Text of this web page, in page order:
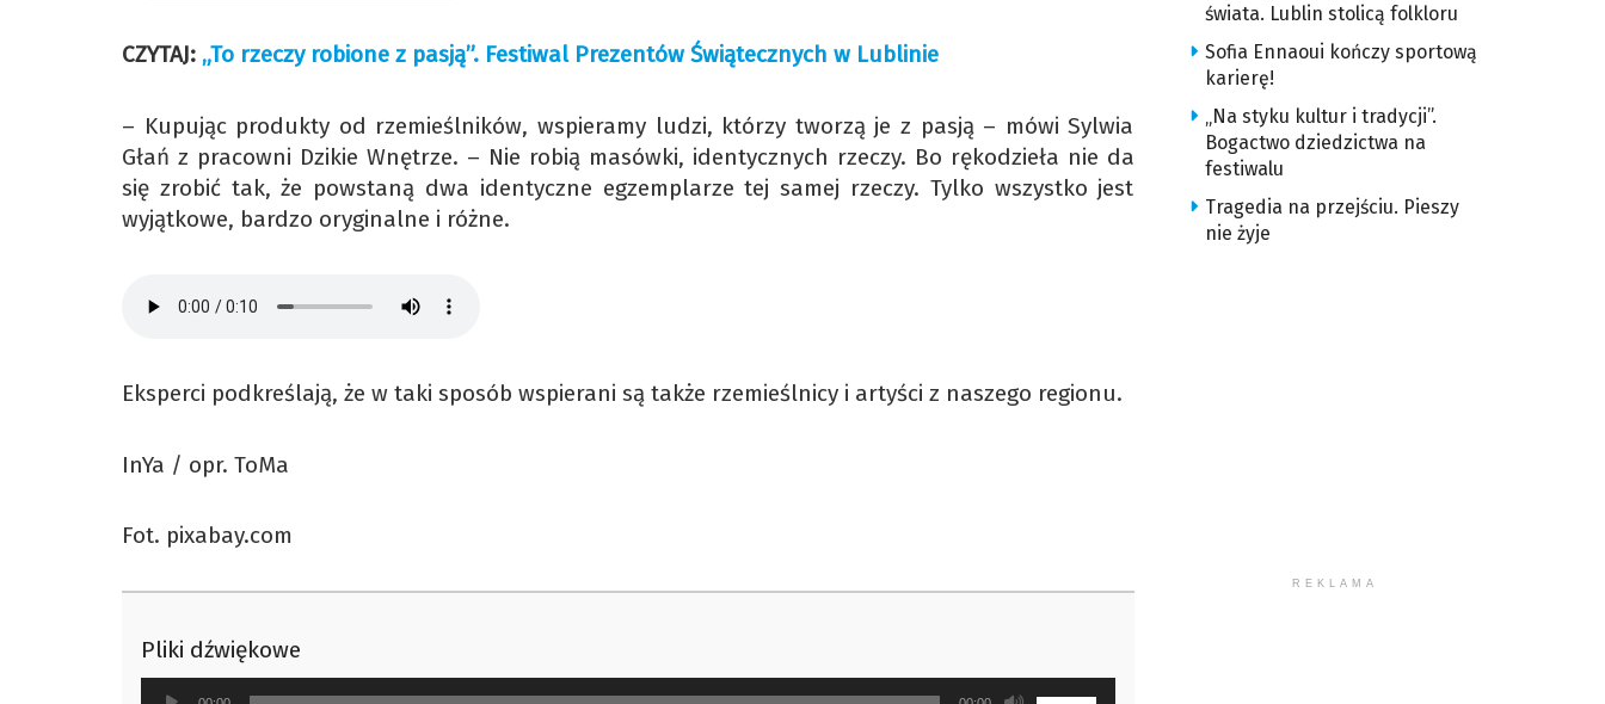
CZYTAJ: „To rzeczy robione z pasją”. Festiwal Prezentów Świątecznych w Lublinie
– Kupując produkty od rzemieślników, wspieramy ludzi, którzy tworzą je z pasją – mówi Sylwia
Głań z pracowni Dzikie Wnętrze. – Nie robią masówki, identycznych rzeczy. Bo rękodzieła nie da
się zrobić tak, że powstaną dwa identyczne egzemplarze tej samej rzeczy. Tylko wszystko jest
wyjątkowe, bardzo oryginalne i różne.
Eksperci podkreślają, że w taki sposób wspierani są także rzemieślnicy i artyści z naszego regionu.
InYa / opr. ToMa
Fot. pixabay.com
Pliki dźwiękowe
Odtwarzacz
świata. Lublin stolicą folkloru
Sofia Ennaoui kończy sportową
karierę!
„Na styku kultur i tradycji”.
Bogactwo dziedzictwa na
festiwalu
Tragedia na przejściu. Pieszy
nie żyje
REKLAMA